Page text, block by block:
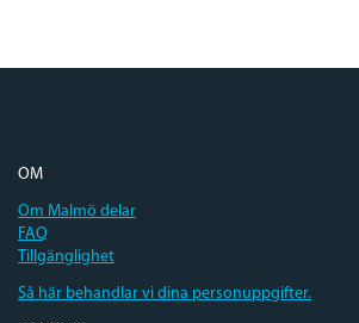
OM
Om Malmö delar
FAQ
Tillgänglighet
Så här behandlar vi dina personuppgifter.